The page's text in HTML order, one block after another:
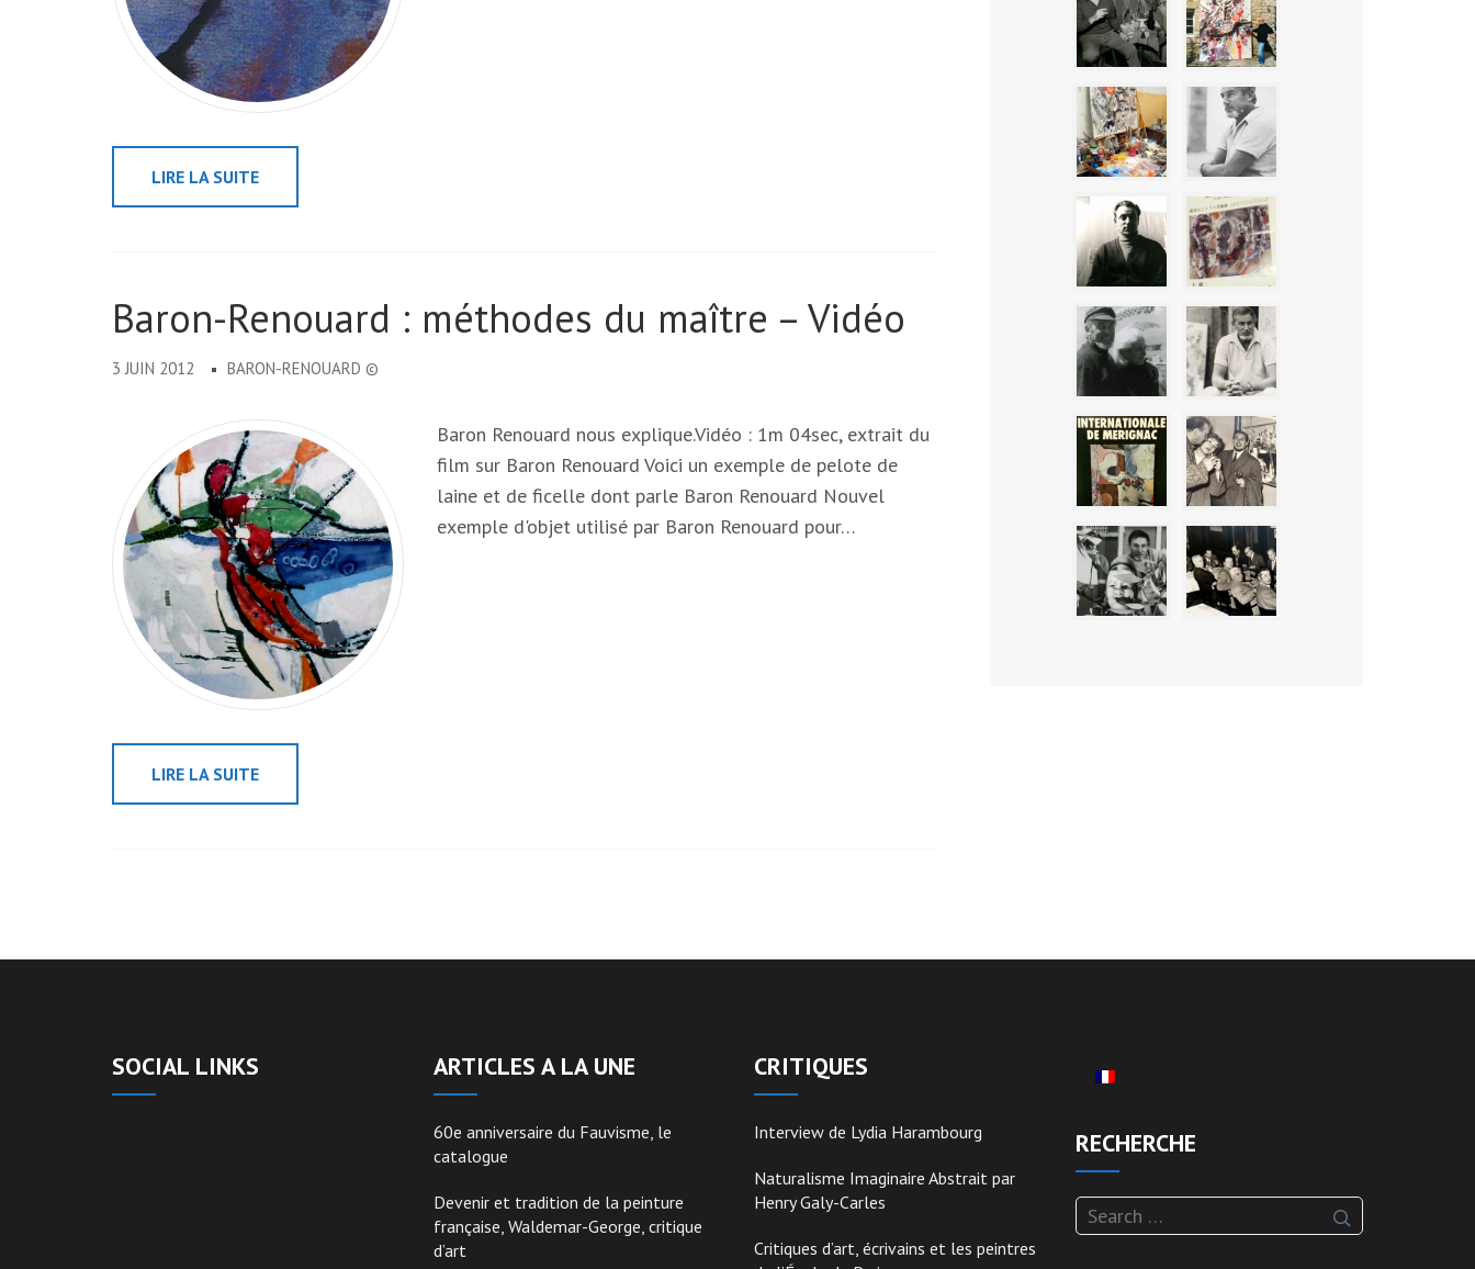
LIRE LA SUITE
Baron-Renouard : méthodes du maître – Vidéo
3 JUIN 2012 BARON-RENOUARD ©
Baron Renouard nous explique.Vidéo : 1m 04sec, extrait du
film sur Baron Renouard Voici un exemple de pelote de
laine et de ficelle dont parle Baron Renouard Nouvel
exemple d'objet utilisé par Baron Renouard pour…
LIRE LA SUITE
SOCIAL LINKS ARTICLES A LA UNE
60e anniversaire du Fauvisme, le
catalogue
Devenir et tradition de la peinture
française, Waldemar-George, critique
d’art
CRITIQUES
Interview de Lydia Harambourg
Naturalisme Imaginaire Abstrait par
Henry Galy-Carles
Critiques d’art, écrivains et les peintres
RECHERCHE
Search